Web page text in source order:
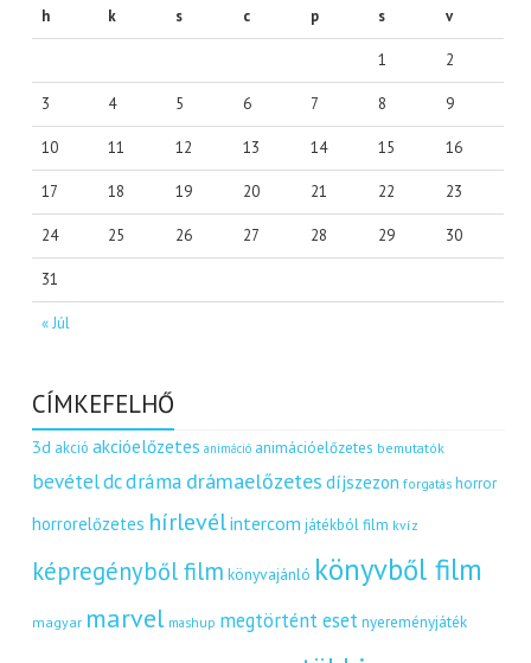
h
k s c p s v
« Júl
1 2
3 4 5 6 7 8 9
10 11 12 13 14 15 16
17 18 19 20 21 22 23
24 25 26 27 28 29 30
31
CÍMKEFELHŐ
3d akció akcióelőzetes animáció animációelőzetes bemutatók
bevételdcdráma drámaelőzetes díjszezon forgatás horror
horrorelőzetes hírlevélintercom játékból film kvíz
képregényből film könyvajánló könyvből film
magyar marvel mashup megtörtént eset nyereményjáték